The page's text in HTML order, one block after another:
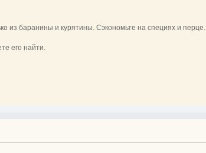
из баранины и курятины. Сэкономьте на специях и перце.
его найти.